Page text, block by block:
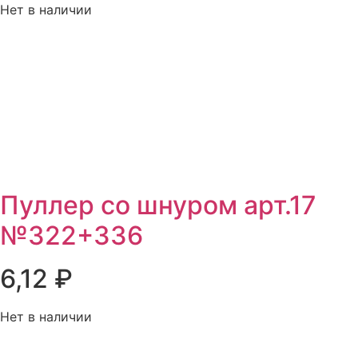
Нет в наличии
Пуллер со шнуром арт.17
№322+336
6,12 ₽
Нет в наличии